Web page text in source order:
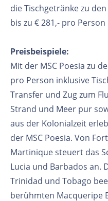
die Tischgetränke zu
bis zu € 281,- pro
Preisbeispiele:
Mit der MSC Poesia zu
pro Person inklusive
Transfer und Zug zum
Strand und Meer pur
aus der Kolonialzeit
der MSC Poesia. Von
Martinique steuert das
Lucia und Barbados an.
Trinidad und Tobago
berühmten Macqueripe